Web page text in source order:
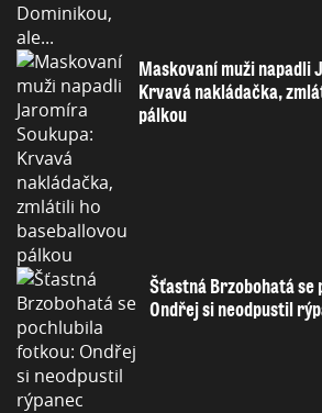
Maskovaní muži napadli
Krvavá nakládačka,
pálkou
Šťastná Brzobohatá
Ondřej si neodpustil